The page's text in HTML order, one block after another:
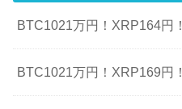
BTC1021万円！XRP164円！
BTC1021万円！XRP169円！